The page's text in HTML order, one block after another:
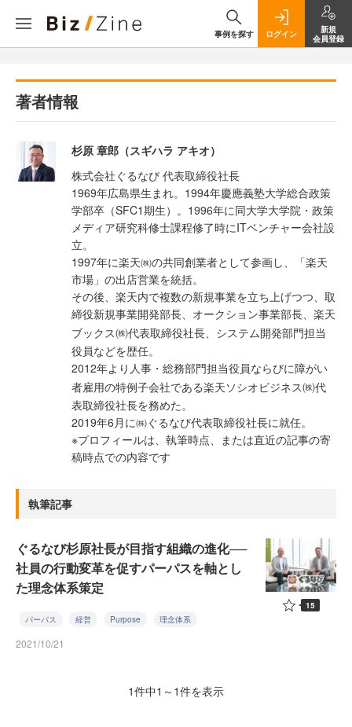
事例を探す ログイン
新規
会員登録
著者情報
杉原 章郎（スギハラ アキオ）
株式会社ぐるなび 代表取締役社長
1969年広島県生まれ。1994年慶應義塾大学総合政策
学部卒（SFC1期生）。1996年に同大学大学院・政策
メディア研究科修士課程修了時にITベンチャー会社設
立。
1997年に楽天㈱の共同創業者として参画し、「楽天
市場」の出店営業を統括。
その後、楽天内で複数の新規事業を立ち上げつつ、取
締役新規事業開発部長、オークション事業部長、楽天
ブックス㈱代表取締役社長、システム開発部門担当
役員などを歴任。
2012年より人事・総務部門担当役員ならびに障がい
者雇用の特例子会社である楽天ソシオビジネス㈱代
表取締役社長を務めた。
2019年6月に㈱ぐるなび代表取締役社長に就任。
※プロフィールは、執筆時点、または直近の記事の寄
稿時点での内容です
執筆記事
ぐるなび杉原社長が目指す組織の進化──
社員の行動変革を促すパーパスを軸とし
た理念体系策定
パーパス 経営 Purpose 理念体系
2021/10/21
15
1件中1～1件を表示